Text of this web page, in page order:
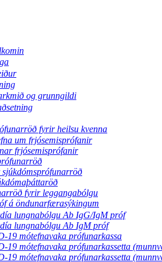
og grunngildi
fyrir heilsu kvenna
um frjósemisprófanir
frjósemisprófanir
fyrir leggangabólgu
á öndunarfærasýkingum
lungnabólgu Ab IgG/IgM próf
lungnabólgu Ab IgM próf
19 mótefnavaka prófunarkassa
19 mótefnavaka prófunarkassetta
19 mótefnavaka prófunarkassetta